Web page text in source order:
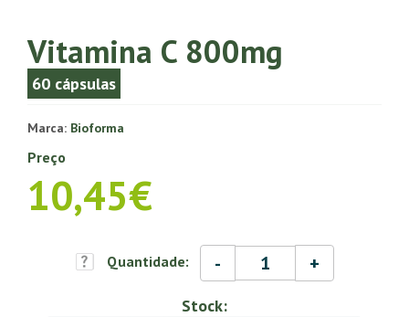
Vitamina C 800mg
60 cápsulas
Marca: Bioforma
Preço
10,45€
Quantidade: - +
Stock: